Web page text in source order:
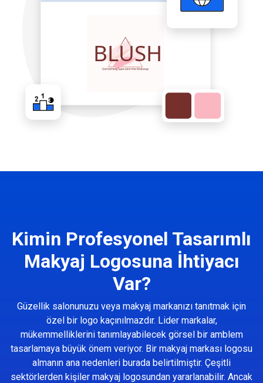
Kimin Profesyonel Tasarımlı
Makyaj Logosuna İhtiyacı
Var?
Güzellik salonunuzu veya makyaj markanızı tanıtmak için
özel bir logo kaçınılmazdır. Lider markalar,
mükemmelliklerini tanımlayabilecek görsel bir amblem
tasarlamaya büyük önem veriyor. Bir makyaj markası logosu
almanın ana nedenleri burada belirtilmiştir. Çeşitli
sektörlerden kişiler makyaj logosundan yararlanabilir. Ancak